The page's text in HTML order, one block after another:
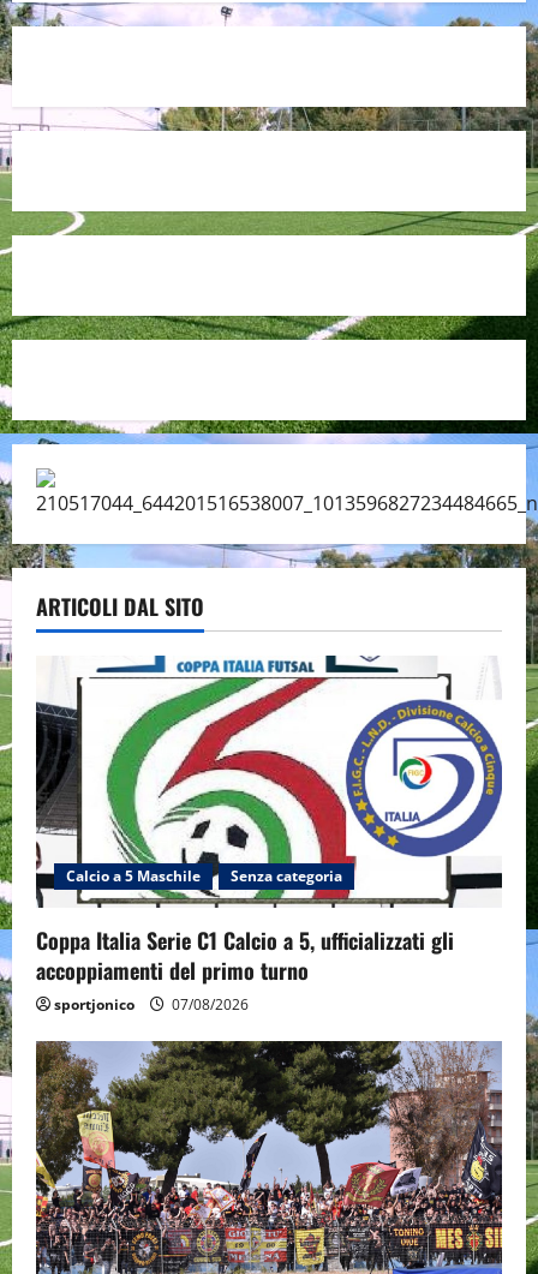
ARTICOLI DAL SITO
Calcio a 5 Maschile Senza categoria
Coppa Italia Serie C1 Calcio a 5, ufficializzati gli
accoppiamenti del primo turno
sportjonico 07/08/2026